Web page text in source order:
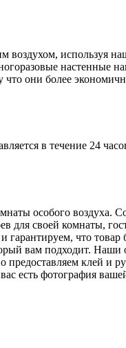
воздухом, используя
настенные
они более
в течение 24
особого воздуха.
для своей комнаты,
что товар
вам подходит. Наши
клей и
есть фотография